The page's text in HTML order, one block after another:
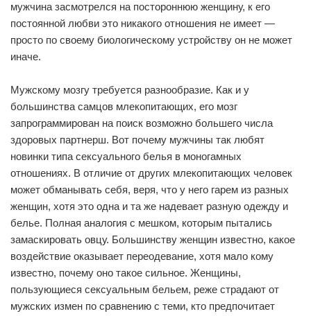
мужчина засмотрелся на постороннюю женщину, к его
постоянной любви это никакого отношения не имеет —
просто по своему биологическому устройству он не может
иначе.
Мужскому мозгу требуется разнообразие. Как и у
большинства самцов млекопитающих, его мозг
запрограммирован на поиск возможно большего числа
здоровых партнерш. Вот почему мужчины так любят
новинки типа сексуального белья в моногамных
отношениях. В отличие от других млекопитающих человек
может обманывать себя, веря, что у него гарем из разных
женщин, хотя это одна и та же надевает разную одежду и
белье. Полная аналогия с мешком, которым пытались
замаскировать овцу. Большинству женщин известно, какое
воздействие оказывает переодевание, хотя мало кому
известно, почему оно такое сильное. Женщины,
пользующиеся сексуальным бельем, реже страдают от
мужских измен по сравнению с теми, кто предпочитает